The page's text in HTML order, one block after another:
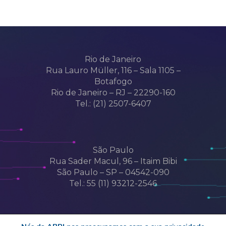
Rio de Janeiro
Rua Lauro Müller, 116 – Sala 1105 –
Botafogo
Rio de Janeiro – RJ – 22290-160
Tel.: (21) 2507-6407
São Paulo
Rua Sader Macul, 96 – Itaim Bibi
São Paulo – SP – 04542-090
Tel.: 55 (11) 93212-2546